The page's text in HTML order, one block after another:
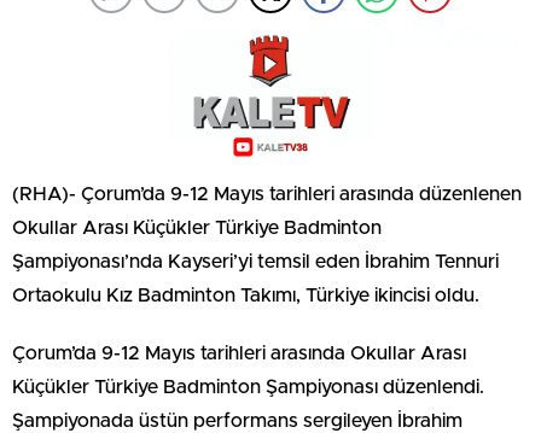
(RHA)- Çorum’da 9-12 Mayıs tarihleri arasında düzenlenen
Okullar Arası Küçükler Türkiye Badminton
Şampiyonası’nda Kayseri’yi temsil eden İbrahim Tennuri
Ortaokulu Kız Badminton Takımı, Türkiye ikincisi oldu.
Çorum’da 9-12 Mayıs tarihleri arasında Okullar Arası
Küçükler Türkiye Badminton Şampiyonası düzenlendi.
Şampiyonada üstün performans sergileyen İbrahim